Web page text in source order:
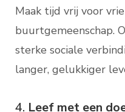
Maak tijd vrij voor
buurtgemeenschap.
sterke sociale
langer, gelukkiger
4. Leef met een